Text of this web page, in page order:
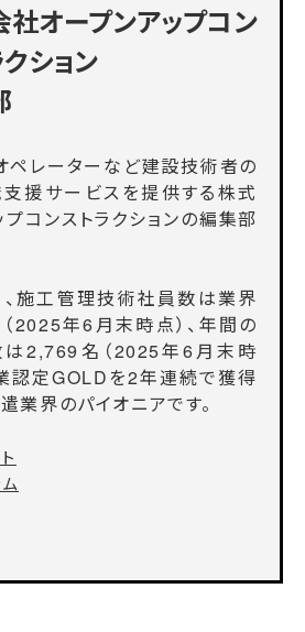
オープンアップコン
ション
ペレーターなど建設技術者の
支援サービスを提供する株式
コンストラクションの編集部
施工管理技術社員数は業界
2025年6月末時点）、年間の
2,769名（2025年6月末時
業認定GOLDを2年連続で獲得
業界のパイオニアです。